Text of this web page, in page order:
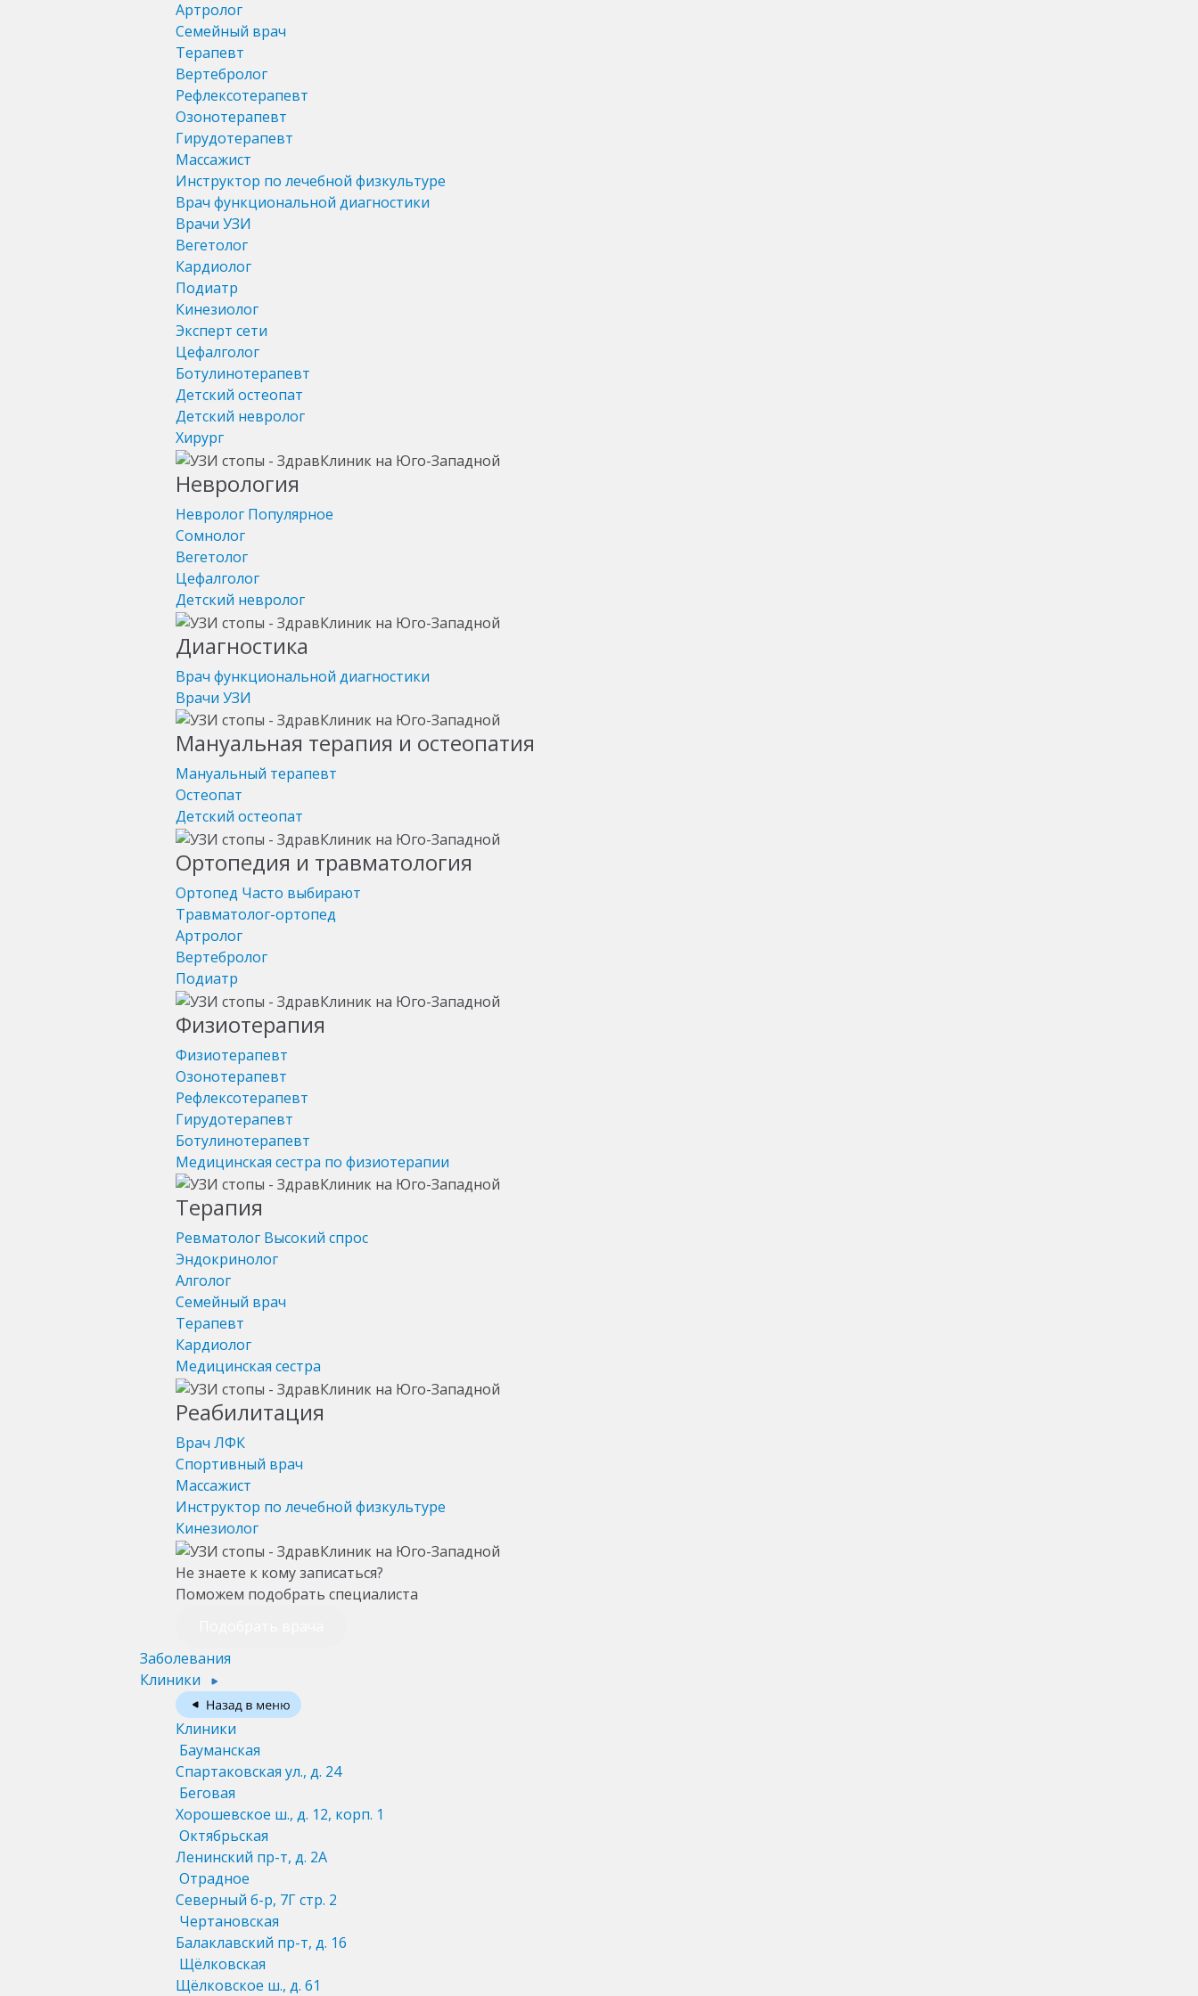
Артролог
Семейный врач
Терапевт
Вертебролог
Рефлексотерапевт
Озонотерапевт
Гирудотерапевт
Массажист
Инструктор по лечебной физкультуре
Врач функциональной диагностики
Врачи УЗИ
Вегетолог
Кардиолог
Подиатр
Кинезиолог
Эксперт сети
Цефалголог
Ботулинотерапевт
Детский остеопат
Детский невролог
Хирург
Неврология
Невролог Популярное
Сомнолог
Вегетолог
Цефалголог
Детский невролог
Диагностика
Врач функциональной диагностики
Врачи УЗИ
Мануальная терапия и остеопатия
Мануальный терапевт
Остеопат
Детский остеопат
Ортопедия и травматология
Ортопед Часто выбирают
Травматолог-ортопед
Артролог
Вертебролог
Подиатр
Физиотерапия
Физиотерапевт
Озонотерапевт
Рефлексотерапевт
Гирудотерапевт
Ботулинотерапевт
Медицинская сестра по физиотерапии
Терапия
Ревматолог Высокий спрос
Эндокринолог
Алголог
Семейный врач
Терапевт
Кардиолог
Медицинская сестра
Реабилитация
Врач ЛФК
Спортивный врач
Массажист
Инструктор по лечебной физкультуре
Кинезиолог
Не знаете к кому записаться?
Поможем подобрать специалиста
Заболевания
Клиники
Клиники
Бауманская
Спартаковская ул., д. 24
Беговая
Хорошевское ш., д. 12, корп. 1
Октябрьская
Ленинский пр-т, д. 2А
Отрадное
Северный б-р, 7Г стр. 2
Чертановская
Балаклавский пр-т, д. 16
Щёлковская
Щёлковское ш., д. 61